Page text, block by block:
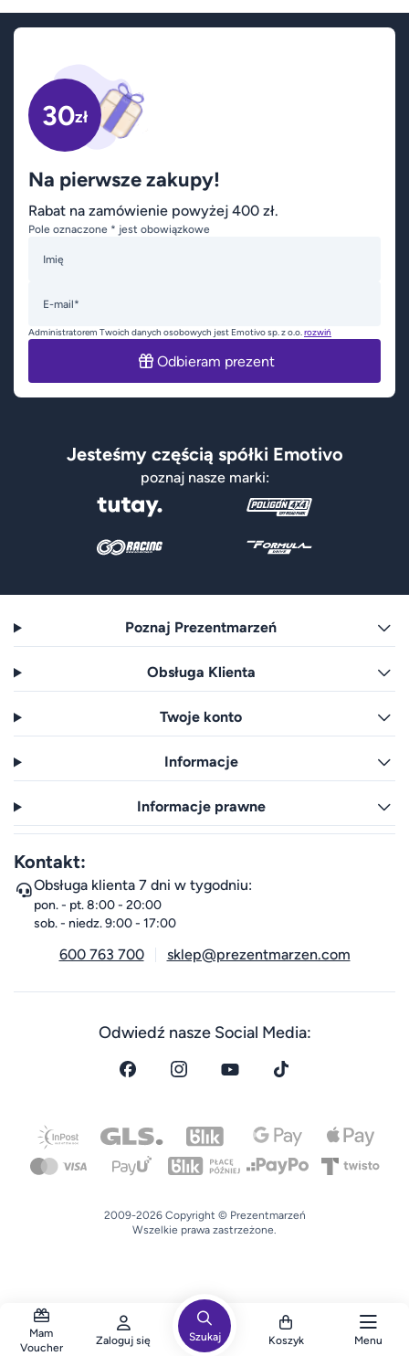
Mam
Voucher
Zaloguj się Szukaj Koszyk Menu
30zł
Na pierwsze zakupy!
Rabat na zamówienie powyżej 400 zł.
Pole oznaczone * jest obowiązkowe
Imię
E-mail*
Administratorem Twoich danych osobowych jest Emotivo sp. z o.o.rozwiń
Odbieram prezent
Jesteśmy częścią spółki Emotivo
poznaj nasze marki:
Poznaj Prezentmarzeń
Obsługa Klienta
Twoje konto
Informacje
Informacje prawne
Kontakt:
Obsługa klienta 7 dni w tygodniu:
pon. - pt. 8:00 - 20:00
sob. - niedz. 9:00 - 17:00
600 763 700 sklep@prezentmarzen.com
Odwiedź nasze Social Media:
2009-2026 Copyright © Prezentmarzeń
Wszelkie prawa zastrzeżone.